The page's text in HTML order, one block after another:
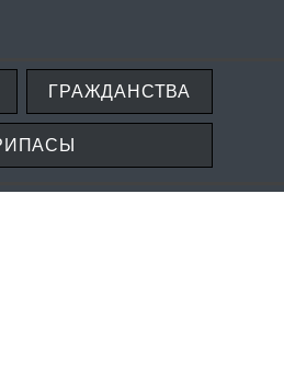
ГРАЖДАНСТВА